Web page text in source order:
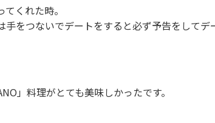
くれた時。
をつないでデートをすると必ず予告をしてデ
」料理がとても美味しかったです。